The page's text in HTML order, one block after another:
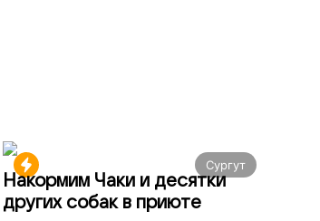
Сургут
Накормим Чаки и десятки
других собак в приюте